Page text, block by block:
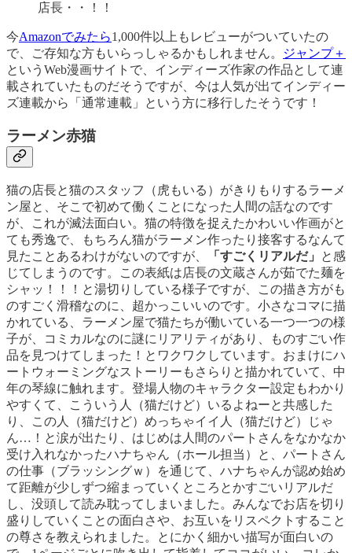
店長・・！！
今Amazonでみたら1,000件以上もレビューがついていたの
で、ご存知な方もいらっしゃるかもしれません。
ジャンプ＋
というWeb漫画サイトで、インディーズ作家の作品として連
載されていたものだそうですが、今は人気が出てインディー
ズ連載から「通常連載」という方に移行したそうです！
ラーメン赤猫
猫の店長と猫のスタッフ（虎もいる）がきりもりするラーメ
ン屋と、そこで初めて働くことになった人間の話なのです
が、これが滅法面白い。猫の特徴を捉えたかわいい作画がと
ても秀逸で、もちろん猫がラーメン作ったり接客するなんて
見たことあるわけがないのですが、
「すごくリアルだ」
と感
じてしまうのです。この表紙は店長の文蔵さんが茹でた麺を
シャッ！！！と湯切りしている様子ですが、この描き方がも
のすごく滑稽なのに、超かっこいいのです。小さなコマに描
かれている、ラーメン屋で猫たちが働いている一つ一つの様
子が、コミカルなのに謎にリアリティがあり、ものすごい作
品を見つけてしまった！とワクワクしています。おまけにハ
ートウォーミングなストーリーもさらりと描かれていて、中
年の琴線に触れます。登場人物のキャラクター設定もわかり
やすくて、こういう人（猫だけど）いるよねーと共感した
り、この人（猫だけど）めっちゃイイ人（猫だけど）じゃ
ん…！と涙が出たり、はじめは人間のパートさんをなかなか
受け入れなかったハナちゃん（ホール担当）と、パートさん
の仕事（ブラッシングｗ）を通じて、ハナちゃんが認め始め
て距離が少しずつ縮まっていくところとかすごいリアルだ
し、没頭して読み耽ってしまいました。みんなでお店を切り
盛りしていくことの面白さや、お互いをリスペクトすること
の尊さを教えられました。とにかく細かい描写が面白いの